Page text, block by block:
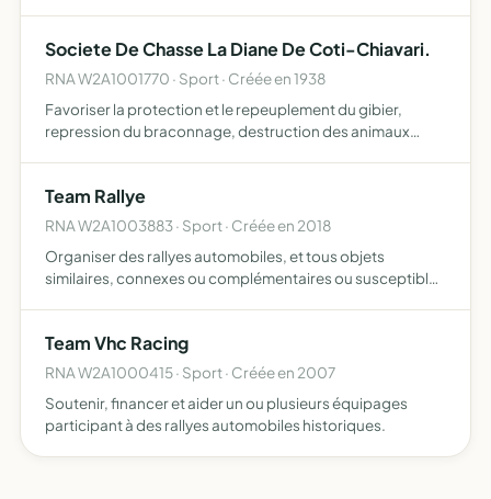
Societe De Chasse La Diane De Coti-Chiavari.
RNA W2A1001770 · Sport · Créée en 1938
Favoriser la protection et le repeuplement du gibier,
repression du braconnage, destruction des animaux
Team Rallye
RNA W2A1003883 · Sport · Créée en 2018
Organiser des rallyes automobiles, et tous objets
similaires, connexes ou complémentaires ou susceptibles
Team Vhc Racing
RNA W2A1000415 · Sport · Créée en 2007
Soutenir, financer et aider un ou plusieurs équipages
participant à des rallyes automobiles historiques.